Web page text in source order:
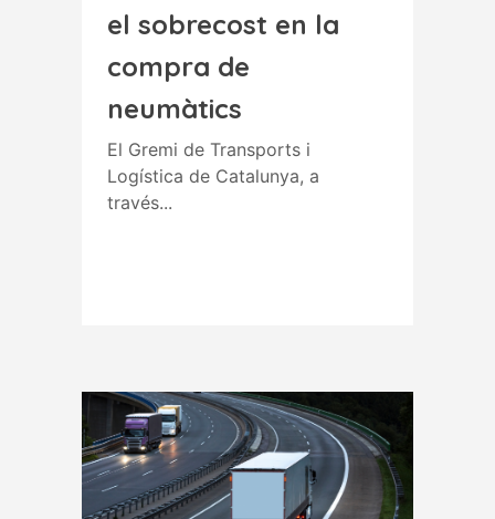
el sobrecost en la
compra de
neumàtics
El Gremi de Transports i
Logística de Catalunya, a
través...